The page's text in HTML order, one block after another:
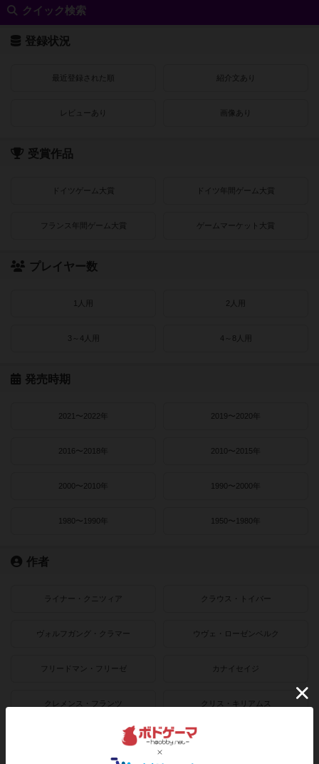
クイック検索
登録状況
最近登録された順 紹介文あり
レビューあり 画像あり
受賞作品
ドイツゲーム大賞 ドイツ年間ゲーム大賞
フランス年間ゲーム大賞 ゲームマーケット大賞
プレイヤー数
1人用 2人用
3～4人用 4～8人用
発売時期
2021〜2022年 2019〜2020年
2016〜2018年 2010〜2015年
2000〜2010年 1990〜2000年
1980〜1990年 1950〜1980年
作者
ライナー・クニツィア クラウス・トイバー
ヴォルフガング・クラマー ウヴェ・ローゼンベルク
フリードマン・フリーゼ カナイセイジ
クレメンス・フランツ クリス・キリアムス
ボドゲーマのアプリ版はこちら